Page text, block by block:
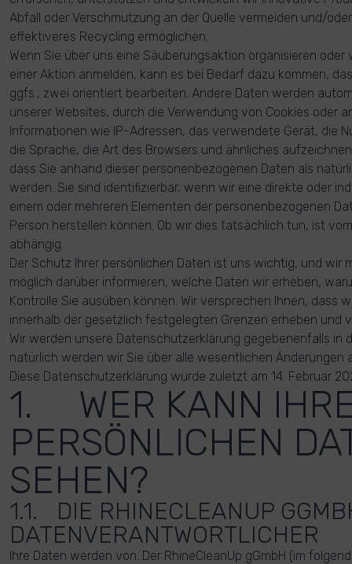
Abfall oder Verschmutzung an der Quelle vermeiden und/
effektiveres Recycling ermöglichen.
Wenn Sie über uns eine Säuberungsaktion organisieren oder
einer Aktion anmelden, kann es bei Bedarf dazu kommen,
ggfs., zwei orientiert bearbeiten. Andere Daten werden
unserer Websites, durch die Verwendung von Cookies oder
Informationen wie IP-Adressen, das verwendete Gerät, die
die Sprache, die Art des Browsers und ähnliches
dass Sie anhand dieser personenbezogenen Daten als
werden. Sie sind identifizierbar, wenn wir eine direkte oder
einem oder mehreren Elementen der personenbezogenen
Person herstellen können. Ob wir dies tatsächlich tun, ist
abhängig.
Der Schutz Ihrer persönlichen Daten ist uns wichtig, und wir
möglich darüber informieren, welche Daten wir erheben,
Kontrolle Sie ausüben können. Wir versprechen Ihnen, dass
innerhalb der gesetzlich festgelegten Grenzen erheben und
Wir werden unsere Datenschutzerklärung gegebenenfalls in
natürlich werden wir Sie über alle wesentlichen Änderungen
Diese Datenschutzerklärung wurde zuletzt am 14. Februar
1. WER KANN
PERSÖNLICHEN
SEHEN?
1.1. DIE RHINECLEANUP
DATENVERANTWORTLICHER
Ihre Daten werden von. Der RhineCleanUp gGmbH (im